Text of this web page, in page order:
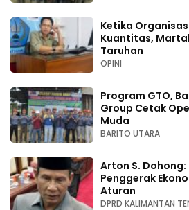
Ketika
Kuantitas,
Taruhan
OPINI
Program GTO,
Group Cetak
Muda
BARITO UTARA
Arton S.
Penggerak
Aturan
DPRD KALIMANTAN